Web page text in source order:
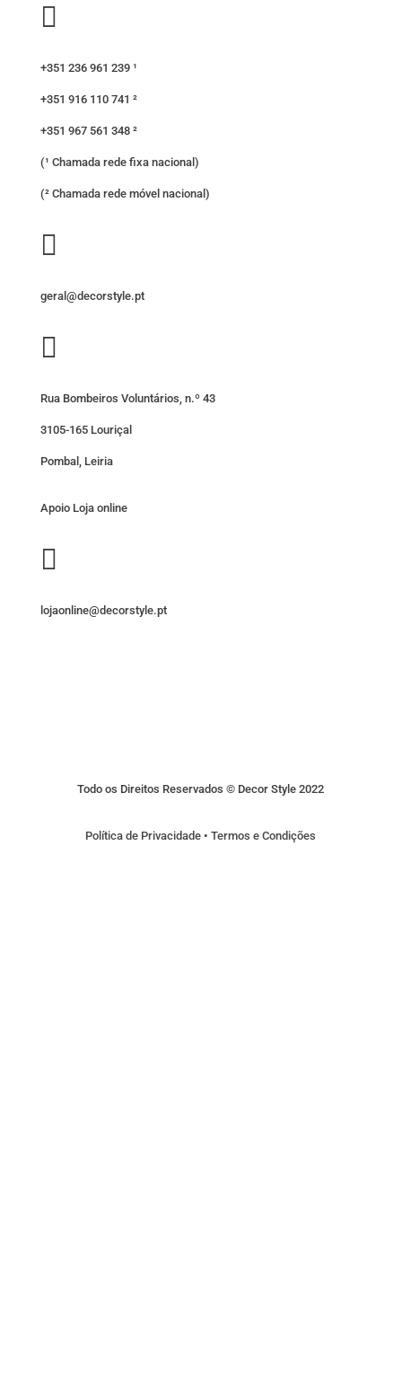

+351 236 961 239 ¹
+351 916 110 741 ²
+351 967 561 348 ²
(¹ Chamada rede fixa nacional)
(² Chamada rede móvel nacional)

geral@decorstyle.pt

Rua Bombeiros Voluntários, n.º 43
3105-165 Louriçal
Pombal, Leiria
Apoio Loja online

lojaonline@decorstyle.pt
Todo os Direitos Reservados © Decor Style 2022
Política de Privacidade •Termos e Condições